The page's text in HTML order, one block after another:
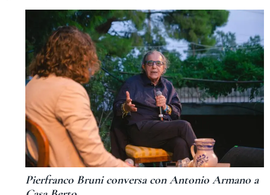
Pierfranco Bruni conversa con Antonio Armano a